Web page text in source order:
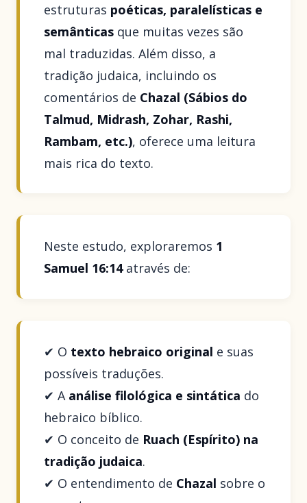
estruturas poéticas, paralelísticas e
semânticas que muitas vezes são
mal traduzidas. Além disso, a
tradição judaica, incluindo os
comentários de Chazal (Sábios do
Talmud, Midrash, Zohar, Rashi,
Rambam, etc.), oferece uma leitura
mais rica do texto.
Neste estudo, exploraremos 1
Samuel 16:14através de:
✔ O texto hebraico original e suas
possíveis traduções.
✔ A análise filológica e sintática do
hebraico bíblico.
✔ O conceito de Ruach (Espírito) na
tradição judaica.
✔ O entendimento de Chazal sobre o